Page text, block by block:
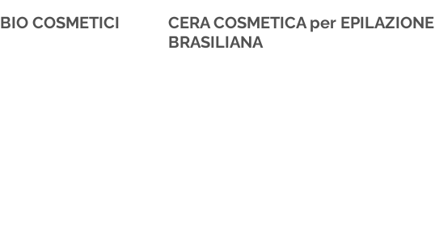
BIO COSMETICI
CERA COSMETICA per EPILAZIONE
BRASILIANA